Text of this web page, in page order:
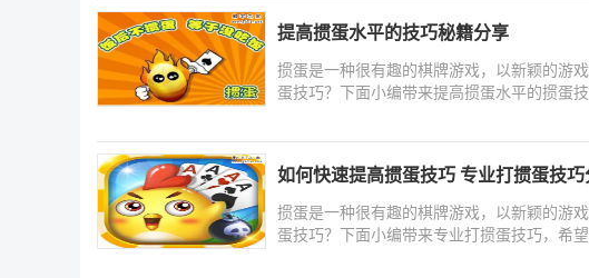
提高掼蛋水平的技巧秘籍分享
掼蛋是一种很有趣的棋牌游戏，以新颖的游
蛋技巧？下面小编带来提高掼蛋水平的掼蛋
如何快速提高掼蛋技巧 专业打掼蛋技巧
掼蛋是一种很有趣的棋牌游戏，以新颖的游
蛋技巧？下面小编带来专业打掼蛋技巧，希